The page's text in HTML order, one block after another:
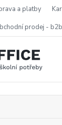
a platby
prodej - b2b